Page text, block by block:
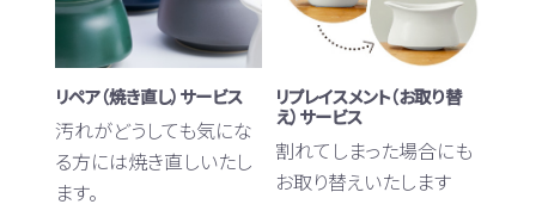
リペア（焼き直し）サービス
汚れがどうしても気にな
る方には焼き直しいたし
ます。
リプレイスメント（お取り替
え）サービス
割れてしまった場合にも
お取り替えいたします